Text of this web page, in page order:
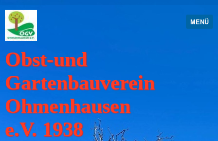
MENÜ
Obst-und
Gartenbauverein
Ohmenhausen
e.V. 1938